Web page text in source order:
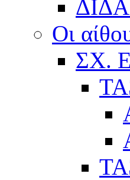
Οι
ΣΧ.